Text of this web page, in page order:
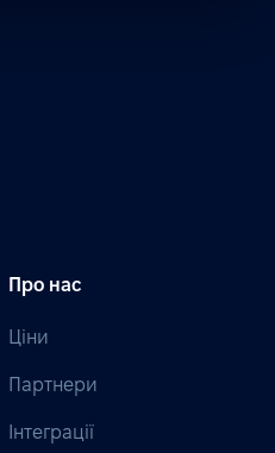
Про нас
Ціни
Партнери
Інтеграції